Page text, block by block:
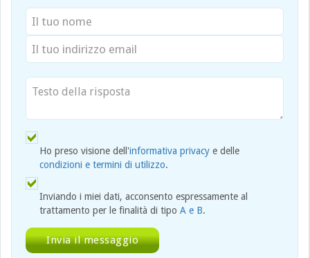
Ho preso visione dell'informativa privacy e delle
condizioni e termini di utilizzo.
Inviando i miei dati, acconsento espressamente al
trattamento per le finalità di tipo A e B.